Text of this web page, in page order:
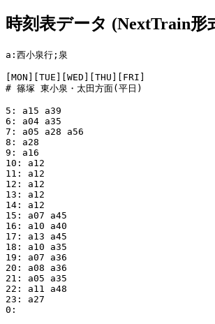
時刻表データ (NextTrain形
a:西小泉行;泉
[MON][TUE][WED][THU][FRI]
# 篠塚 東小泉・太田方面(平日)
5: a15 a39
6: a04 a35
7: a05 a28 a56
8: a28
9: a16
10: a12
11: a12
12: a12
13: a12
14: a12
15: a07 a45
16: a10 a40
17: a13 a45
18: a10 a35
19: a07 a36
20: a08 a36
21: a05 a35
22: a11 a48
23: a27
0: